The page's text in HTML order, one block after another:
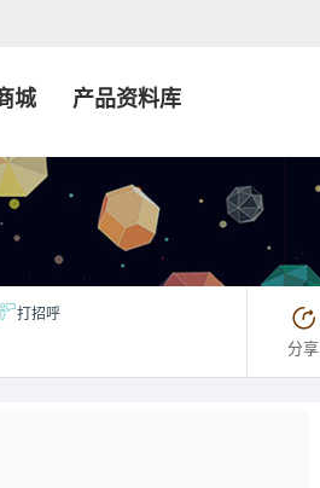
城 产品资料库
打招呼
分享